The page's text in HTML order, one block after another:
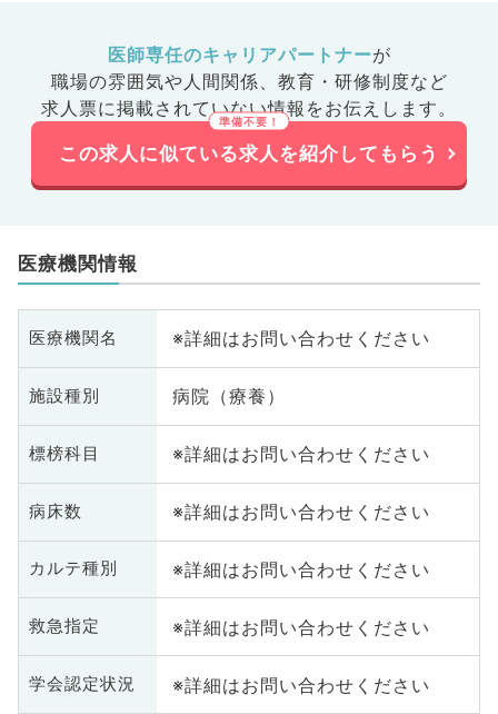
医師専任のキャリアパートナーが
職場の雰囲気や人間関係、 教育・研修制度など
求人票に掲載されていない情報をお伝えします。
この求人に似ている求人を紹介してもらう
医療機関情報
医療機関名 ※詳細はお問い合わせください
施設種別 病院（療養）
標榜科目 ※詳細はお問い合わせください
病床数 ※詳細はお問い合わせください
カルテ種別 ※詳細はお問い合わせください
救急指定 ※詳細はお問い合わせください
学会認定状況 ※詳細はお問い合わせください